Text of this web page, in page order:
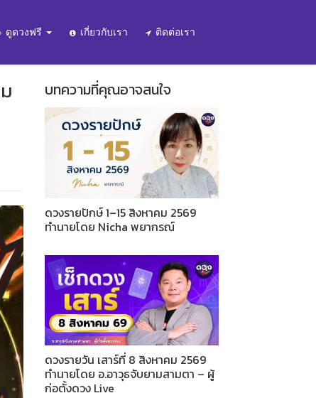
ดูดวงฟรี เกี่ยวกับเรา ติดต่อเรา
บทความที่คุณอาจสนใจ
ดวงรายปักษ์ 1–15 สิงหาคม 2569
ทำนายโดย Nicha พยากรณ์
ดวงรายวัน เสาร์ที่ 8 สิงหาคม 2569
ทำนายโดย อ.อาวุธจับยามสามตา – ผู้
ก่อตั้งดวง Live